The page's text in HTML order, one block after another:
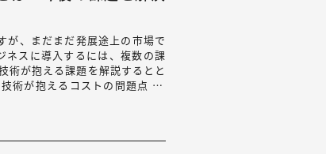
が、まだまだ発展途上の市場で
ネスに導入するには、複数の課
術が抱える課題を解説するとと
術が抱えるコストの問題点 VR